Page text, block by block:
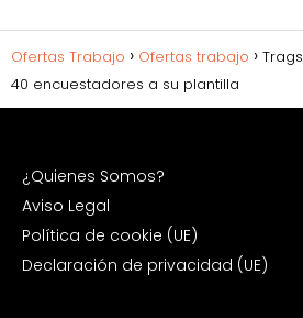
Ofertas Trabajo Ofertas trabajo
40 encuestadores a su plantilla
¿Quienes Somos?
Aviso Legal
Política de cookie (UE)
Declaración de privacidad (UE)